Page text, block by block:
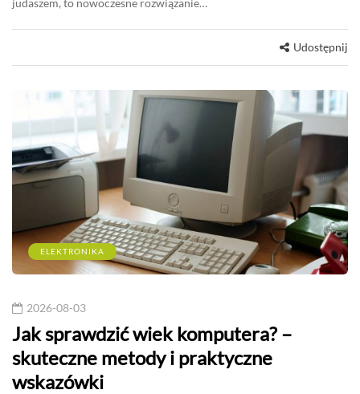
Udostępnij
ELEKTRONIKA
2026-08-03
Jak sprawdzić wiek komputera? –
skuteczne metody i praktyczne
wskazówki